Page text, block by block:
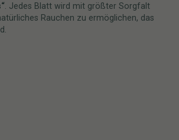
. Jedes Blatt wird mit größter Sorgfalt
Rauchen zu ermöglichen, das